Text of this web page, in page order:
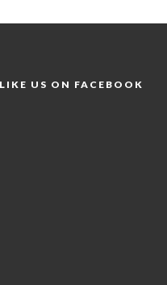
LIKE US ON FACEBOOK